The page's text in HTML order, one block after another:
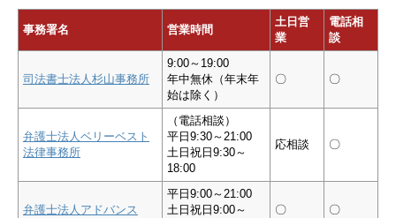
事務署名 営業時間
土日営
業
電話相
談
司法書士法人杉山事務所
9:00～19:00
年中無休（年末年
始は除く）
〇 〇
弁護士法人ベリーベスト
法律事務所
（電話相談）
平日9:30～21:00
土日祝日9:30～
18:00
応相談 〇
弁護士法人アドバンス
平日9:00～21:00
土日祝日9:00～
〇 〇